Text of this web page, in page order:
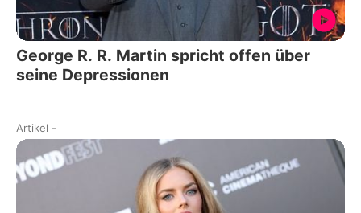
George R. R. Martin spricht offen über
seine Depressionen
Artikel -